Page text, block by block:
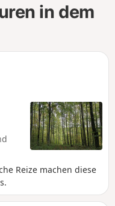
in dem
Reize machen diese